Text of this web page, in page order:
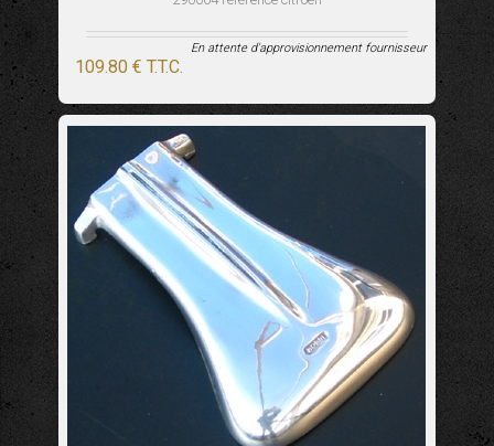
109.80 € T.T.C.
En attente d'approvisionnement fournisseur